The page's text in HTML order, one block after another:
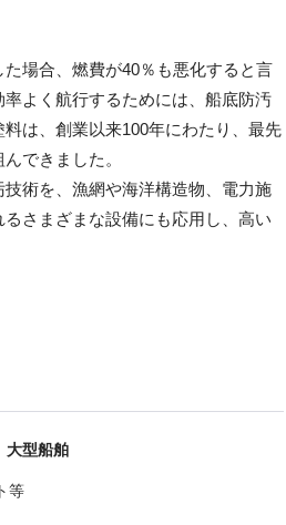
場合、燃費が40％も悪化すると言
よく航行するためには、船底防汚
は、創業以来100年にわたり、最先
できました。
術を、漁網や海洋構造物、電力施
さまざまな設備にも応用し、高い
大型船舶
等